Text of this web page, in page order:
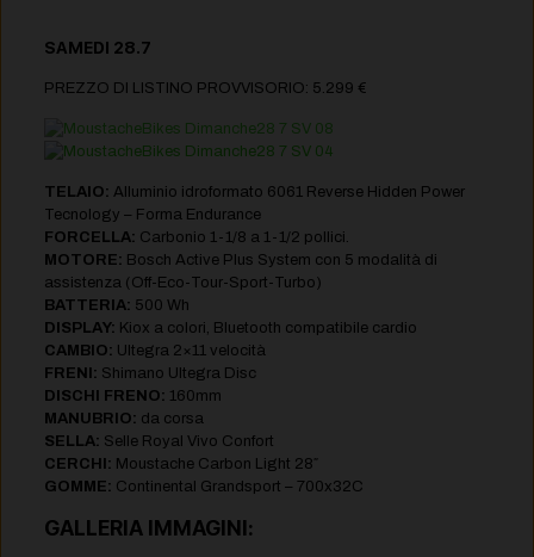
SAMEDI 28.7
PREZZO DI LISTINO PROVVISORIO: 5.299 €
TELAIO: Alluminio idroformato 6061 Reverse Hidden Power
Tecnology – Forma Endurance
FORCELLA: Carbonio 1-1/8 a 1-1/2 pollici.
MOTORE: Bosch Active Plus System con 5 modalità di
assistenza (Off-Eco-Tour-Sport-Turbo)
BATTERIA: 500 Wh
DISPLAY: Kiox a colori, Bluetooth compatibile cardio
CAMBIO: Ultegra 2×11 velocità
FRENI: Shimano Ultegra Disc
DISCHI FRENO: 160mm
MANUBRIO: da corsa
SELLA: Selle Royal Vivo Confort
CERCHI: Moustache Carbon Light 28″
GOMME: Continental Grandsport – 700x32C
GALLERIA IMMAGINI: